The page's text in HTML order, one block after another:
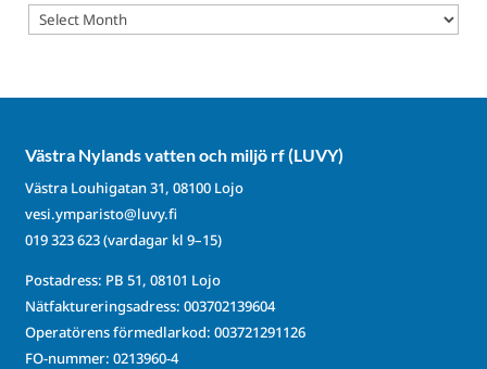
Archives
Västra Nylands vatten och miljö rf (LUVY)
Västra Louhigatan 31, 08100 Lojo
vesi.ymparisto@luvy.fi
019 323 623(vardagar kl 9–15)
Postadress: PB 51, 08101 Lojo
Nätfaktureringsadress: 003702139604
Operatörens förmedlarkod: 003721291126
FO-nummer: 0213960-4